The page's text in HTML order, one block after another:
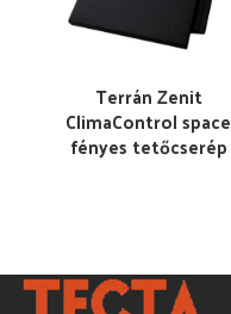
Terrán Zenit
ClimaControl space
fényes tetőcserép